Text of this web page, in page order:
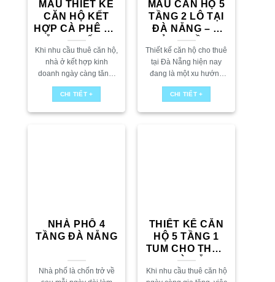
MẪU THIẾT KẾ
CĂN HỘ KẾT
HỢP CÀ PHÊ ĐÀ
NẴNG – TỐI ƯU
GIÁ TRỊ BẤT
ĐỘNG SẢN
Khi nhu cầu thuê căn hộ,
nhà ở kết hợp kinh
doanh ngày càng tăng,
việc xây dựng căn hộ Đà
Nẵng tích hợp quán cà
CHI TIẾT +
MẪU CĂN HỘ 5
TẦNG 2 LÔ TẠI
ĐÀ NẴNG – Ý
TƯỞNG ĐẦU TƯ
“HOT” 2025
Thiết kế căn hộ cho thuê
tại Đà Nẵng hiện nay
đang là một xu hướng
được nhiều chủ đầu tư
lựa chọn. Mô hình này
CHI TIẾT +
NHÀ PHỐ 4
TẦNG ĐÀ NẴNG
Nhà phố là chốn trở về
THIẾT KẾ CĂN
HỘ 5 TẦNG 1
TUM CHO THUÊ
TẠI ĐÀ NẴNG
Khi nhu cầu thuê căn hộ